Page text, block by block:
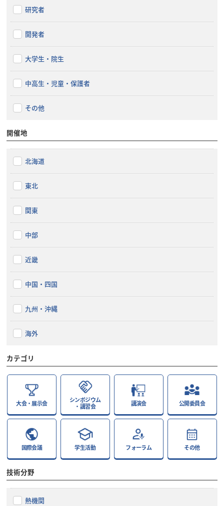
研究者
開発者
大学生・院生
中高生・児童・保護者
その他
開催地
北海道
東北
関東
中部
近畿
中国・四国
九州・沖縄
海外
カテゴリ
大会・展示会
シンポジウム
・講習会
講演会 公開委員会
国際会議 学生活動 フォーラム その他
技術分野
熱機関